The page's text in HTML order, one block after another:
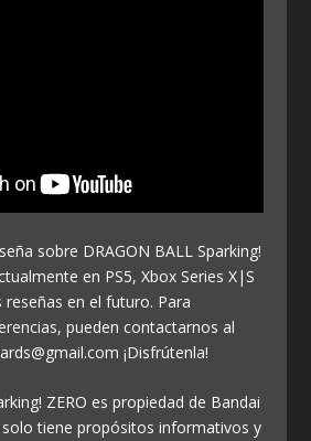
sobre DRAGON BALL Sparking!
en PS5, Xbox Series X|S
reseñas en el futuro. Para
pueden contactarnos al
¡Disfrútenla!
ZERO es propiedad de Bandai
tiene propósitos informativos y